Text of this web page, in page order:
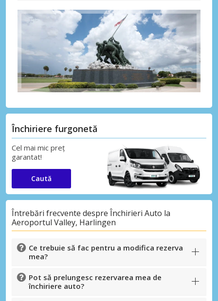
Închiriere furgonetă
Cel mai mic preț
garantat!
Caută
Întrebări frecvente despre Închirieri Auto la
Aeroportul Valley, Harlingen
Ce trebuie să fac pentru a modifica rezerva
mea?
Pot să prelungesc rezervarea mea de
închiriere auto?